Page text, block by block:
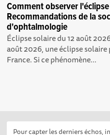
Comment observer
Recommandations de la
d'ophtalmologie
Éclipse solaire du 12 août
août 2026, une éclipse
France. Si ce phénomène...